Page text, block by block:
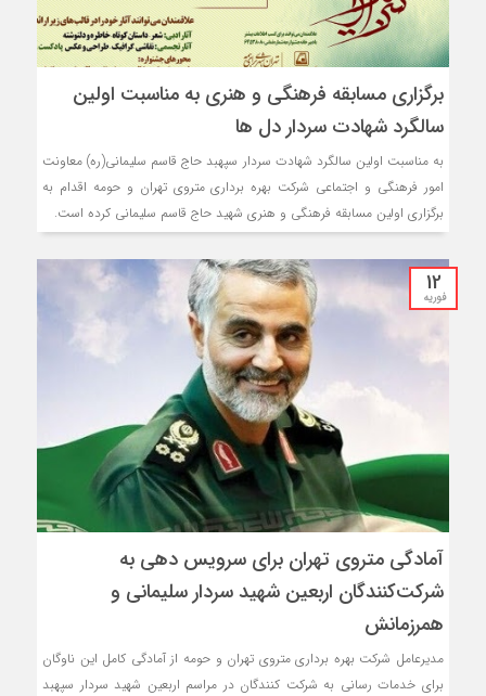
برگزاری مسابقه فرهنگی و هنری به مناسبت اولین
سالگرد شهادت سردار دل ها
به مناسبت اولین سالگرد شهادت سردار سپهبد حاج قاسم سلیمانی(ره) معاونت
امور فرهنگی و اجتماعی شرکت بهره برداری متروی تهران و حومه اقدام به
برگزاری اولین مسابقه فرهنگی و هنری شهید حاج قاسم سلیمانی کرده است.
12
فوریه
آمادگی متروی تهران برای سرویس دهی به
شرکت‌کنندگان اربعین شهید سردار سلیمانی و
همرزمانش
مدیرعامل شرکت بهره برداری متروی تهران و حومه از آمادگی کامل این ناوگان
برای خدمات رسانی به شرکت کنندگان در مراسم اربعين شهید سردار سپهبد